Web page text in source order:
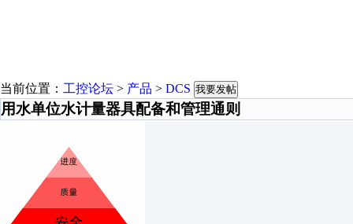
当前位置： 工控论坛 > 产品 > DCS 我要发帖
用水单位水计量器具配备和管理通则